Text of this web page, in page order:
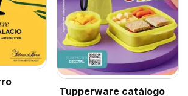
Tupperware catálogo